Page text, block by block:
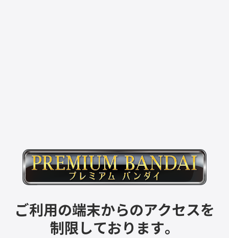
ご利用の端末からのアクセスを
制限しております。